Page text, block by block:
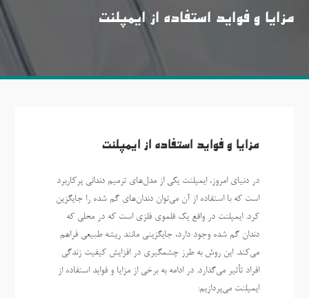
مزایا و فواید استفاده از ایمپلنت
مزایا و فواید استفاده از ایمپلنت
در دنیای امروز، ایمپلنت یکی از مدل‌های ترمیم دندانی پرکاربرد
است که با استفاده از آن می‌توان دندان‌های گم شده را جایگزین
کرد. ایمپلنت در واقع یک قلموی فلزی است که در محلی که
دندان گم شده وجود دارد، جایگزینی مانند ریشه طبیعی فراهم
می‌کند. این روش به طرز چشمگیری در افزایش کیفیت زندگی
افراد تأثیر می‌گذارد. در ادامه به برخی از مزایا و فواید استفاده از
ایمپلنت می‌پردازیم: